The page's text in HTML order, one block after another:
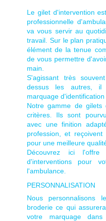
Le gilet d'intervention
professionnelle
va vous servir au
travail. Sur le plan
élément de la tenue
de vous permettre
main.
S'agissant très
dessus les autres, il
marquage
Notre gamme de gilets
critères. Ils sont
avec une finition
profession, et
pour une meilleure
Découvrez ici
d'interventions pour
l'ambulance.
PERSONNALISATION
Nous personnalisons
broderie ce qui
votre marquage